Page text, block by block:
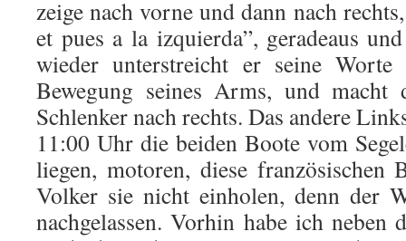
zeige nach vorne und dann nach
et pues a la izquierda”, geradeaus
wieder unterstreicht er seine Worte
Bewegung seines Arms, und macht
Schlenker nach rechts. Das andere
11:00 Uhr die beiden Boote vom
liegen, motoren, diese französischen
Volker sie nicht einholen, denn der
nachgelassen. Vorhin habe ich neben